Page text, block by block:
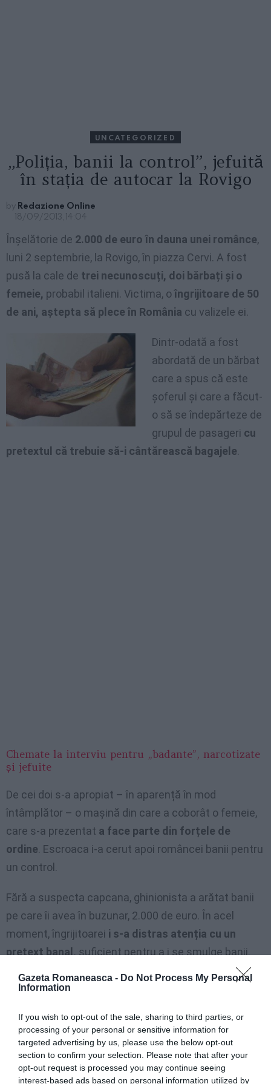
Gazeta Romaneasca - Do Not Process My Personal
Information
If you wish to opt-out of the sale, sharing to third parties, or
processing of your personal or sensitive information for
targeted advertising by us, please use the below opt-out
section to confirm your selection. Please note that after your
opt-out request is processed you may continue seeing
interest-based ads based on personal information utilized by
UNCATEGORIZED
„Poliția, banii la control”, jefuită
în stația de autocar la Rovigo
by Redazione Online
18/09/2013, 14:04
Înșelătorie de 2.000 de euro în dauna unei românce,
luni 2 septembrie, la Rovigo, în piazza Cervi. A fost
pusă la cale de trei necunoscuți, doi bărbați și o
femeie, probabil italieni. Victima, o îngrijitoare de 50
de ani, aștepta să plece în România cu valizele ei.
Dintr-odată a fost
abordată de un bărbat
care a spus că este
șoferul și care a făcut-
o să se îndepărteze de
grupul de pasageri cu
pretextul că trebuie să-i cântărească bagajele.
Chemate la interviu pentru „badante”, narcotizate
și jefuite
De cei doi s-a apropiat – în aparență în mod
întâmplător – o mașină din care a coborât o femeie,
care s-a prezentat a face parte din forțele de
ordine. Escroaca i-a cerut apoi româncei banii pentru
un control.
Fără a suspecta capcana, ghinionista a arătat banii
pe care îi avea în buzunar, 2.000 de euro. În acel
moment, îngrijitoarei i s-a distras atenția cu un
pretext banal,suficient pentru a i se smulge banii.
condusă de un al treilea complice.
I-a furat lănțișorul unei românce, tâlhar italian
prins la Roma
Româncei nu i-a rămas altceva de făcut decâtsă
facă plângere la Chestură. Potrivit primelor descrieri,